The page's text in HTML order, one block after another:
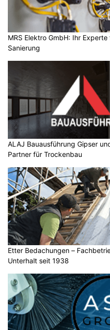
MRS Elektro GmbH: Ihr
Sanierung
ALAJ Bauausführung Gipser
Partner für Trockenbau
Etter Bedachungen –
Unterhalt seit 1938